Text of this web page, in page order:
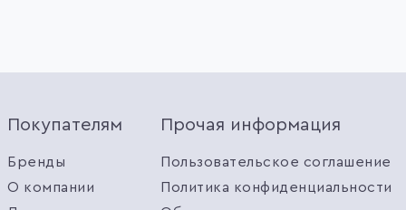
Покупателям
Бренды
О компании
Прочая информация
Пользовательское соглашение
Политика конфиденциальности